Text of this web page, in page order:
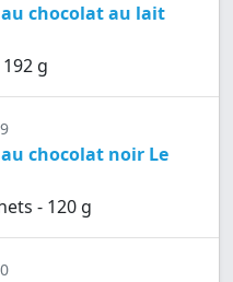
chocolat au lait
g
chocolat noir Le
- 120 g